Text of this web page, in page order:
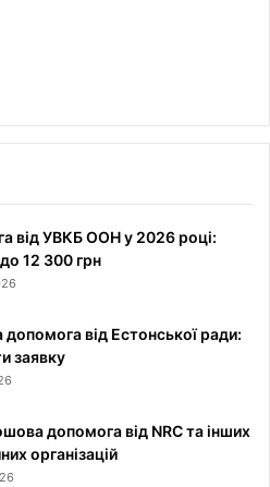
від УВКБ ООН у 2026 році:
12 300 грн
від Естонської ради:
заявку
допомога від NRC та інших
організацій